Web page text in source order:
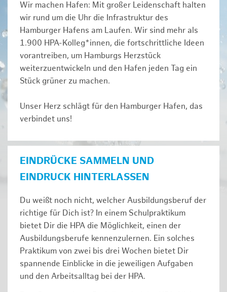
Wir machen Hafen: Mit großer Leidenschaft halten
wir rund um die Uhr die Infrastruktur des
Hamburger Hafens am Laufen. Wir sind mehr als
1.900 HPA-Kolleg*innen, die fortschrittliche Ideen
vorantreiben, um Hamburgs Herzstück
weiterzuentwickeln und den Hafen jeden Tag ein
Stück grüner zu machen.
Unser Herz schlägt für den Hamburger Hafen, das
verbindet uns!
EINDRÜCKE SAMMELN UND
EINDRUCK HINTERLASSEN
Du weißt noch nicht, welcher Ausbildungsberuf der
richtige für Dich ist? In einem Schulpraktikum
bietet Dir die HPA die Möglichkeit, einen der
Ausbildungsberufe kennenzulernen. Ein solches
Prak­ti­kum von zwei bis drei Wochen bie­tet Dir
span­nen­de Ein­bli­cke in die jeweiligen Aufgaben
und den Ar­beits­all­tag bei der HPA.